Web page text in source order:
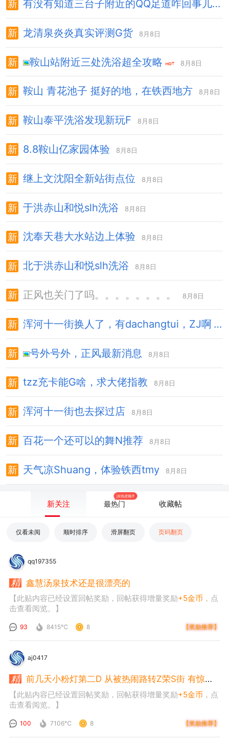
有没有知道三台子附近的QQ足道咋回事儿的
龙清泉炎炎真实评测G货 8月8日
鞍山站附近三处洗浴超全攻略 8月8日
鞍山 青花池子 挺好的地，在铁西地方 8月8日
鞍山泰平洗浴发现新玩F 8月8日
8.8鞍山亿家园体验 8月8日
继上文沈阳全新站街点位 8月8日
于洪赤山和悦slh洗浴 8月8日
沈奉天巷大水站边上体验 8月8日
北于洪赤山和悦slh洗浴 8月8日
正风也关门了吗。。。。。。。。 8月8日
浑河十一街换人了，有dachangtui，ZJ啊
号外号外，正风最新消息 8月8日
tzz充卡能G啥，求大佬指教 8月8日
浑河十一街也去探过店 8月8日
百花一个还可以的舞N推荐 8月8日
天气凉Shuang，体验铁西tmy 8月8日
新关注
按热度顺序
最热门 收藏帖
仅看未阅 顺时排序 滑屏翻页 页码翻页
qq197355
鑫慧汤泉技术还是很漂亮的
【此贴内容已经设置回帖奖励，回帖获得增量奖励+5金币 ，点
击查看阅览。】
93 8415℃ 8 【奖励推荐】
aj0417
前几天小粉灯第二D 从被热闹路转Z荣S街 有惊喜！
【此贴内容已经设置回帖奖励，回帖获得增量奖励+5金币 ，点
击查看阅览。】
100 7106℃ 8 【奖励推荐】